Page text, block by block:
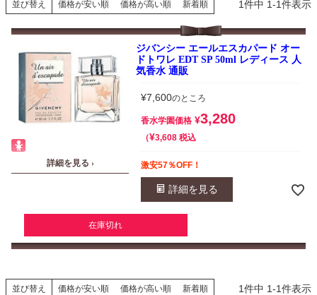
並び替え 価格が安い順 価格が高い順 新着順 1件中 1-1件表示
詳細を見る ›
ジバンシー エールエスカパード オー
ドトワレ EDT SP 50ml レディース 人
気香水 通販
¥7,600のところ
香水学園価格 ¥3,280
¥3,608 税込
激安57％OFF！
詳細を見る
在庫切れ
並び替え 価格が安い順 価格が高い順 新着順 1件中 1-1件表示